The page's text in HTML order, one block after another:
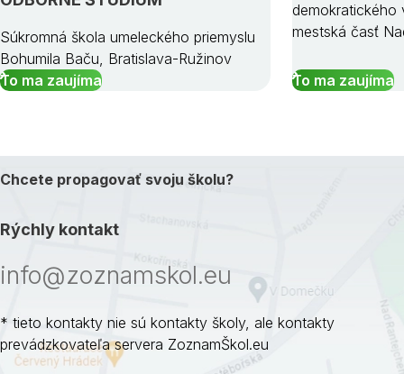
Súkromná škola umeleckého priemyslu
Bohumila Baču, Bratislava-Ružinov
To ma zaujíma
demokratického
mestská časť
To ma zaujíma
Chcete propagovať svoju školu?
Rýchly kontakt
info@zoznamskol.eu
* tieto kontakty nie sú kontakty školy, ale kontakty
prevádzkovateľa servera ZoznamŠkol.eu